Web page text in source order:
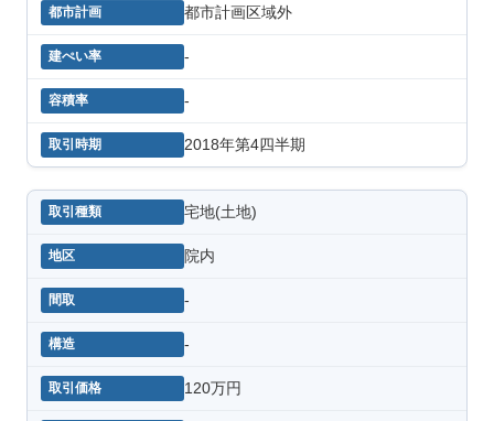
都市計画区域外
-
-
2018年第4四半期
宅地(土地)
院内
-
-
120万円